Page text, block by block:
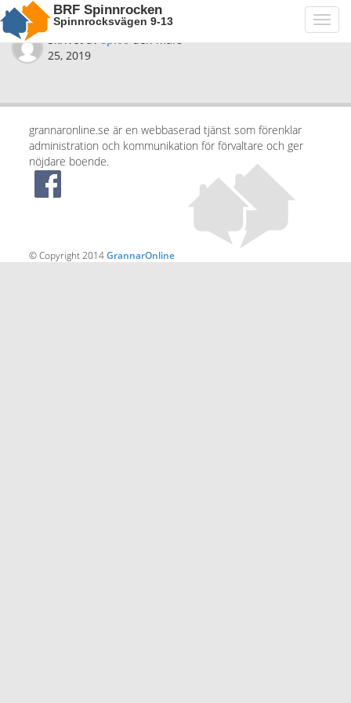
BRF Spinnrocken
Spinnrocksvägen 9-13
Skrivet avspi08denmars
25, 2019
grannaronline.se är en webbaserad tjänst som förenklar
administration och kommunikation för förvaltare och ger
nöjdare boende.
© Copyright 2014GrannarOnline